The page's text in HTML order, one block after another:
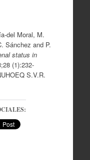
del Moral, M.
Sánchez and P.
status in
(1):232-
S.V.R.